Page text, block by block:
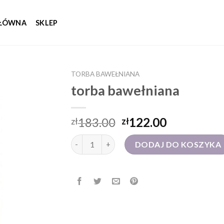
SKLEP
TORBA BAWEŁNIANA
torba bawełniana
zł183.00 zł122.00
ilość torba bawełnianaDODAJ DO KOSZYKA